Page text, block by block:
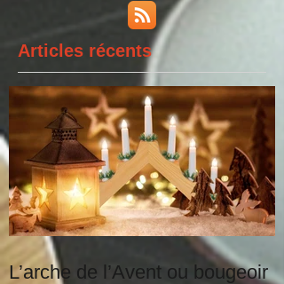
Articles récents